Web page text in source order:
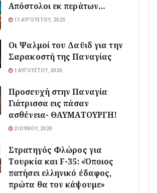
Απόστολοι εκ περάτων…
11 ΑΥΓΟΎΣΤΟΥ, 2023
Οι Ψαλμοί του Δαϋιδ για την
Σαρακοστή της Παναγίας
1 ΑΥΓΟΎΣΤΟΥ, 2026
Προσευχή στην Παναγία
Γιάτρισσα εις πάσαν
ασθένεια- ΘΑΥΜΑΤΟΥΡΓΗ!
2 ΙΟΥΛΊΟΥ, 2020
Στρατηγός Φλώρος για
Τουρκία και F-35: «Όποιος
πατήσει ελληνικό έδαφος,
πρώτα θα τον κάψουμε»